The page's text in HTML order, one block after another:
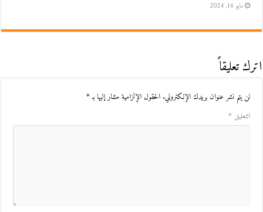
مايو 16, 2024
اترك تعليقاً
لن يتم نشر عنوان بريدك الإلكتروني. الحقول الإلزامية مشار إليها بـ*
التعليق *